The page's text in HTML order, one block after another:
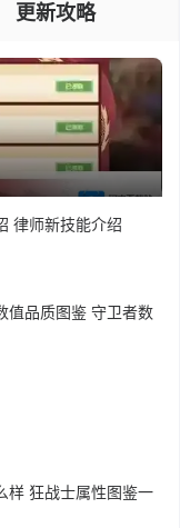
更新攻略
律师新技能介绍
值品质图鉴 守卫者数
样 狂战士属性图鉴一